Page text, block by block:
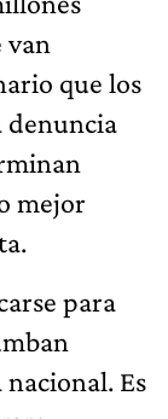
que los
denuncia
mejor
para
Es